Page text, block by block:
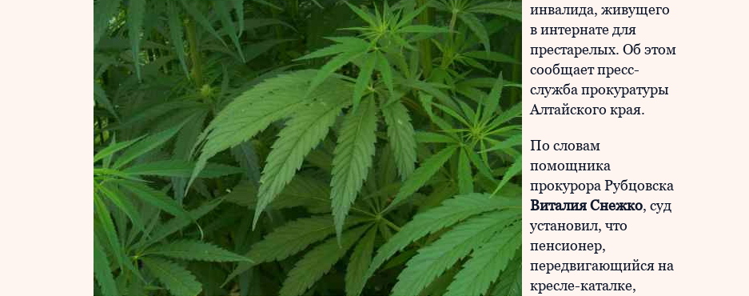
инвалида, живущего
в интернате для
престарелых. Об этом
сообщает пресс-
служба прокуратуры
Алтайского края.
По словам
помощника
прокурора Рубцовска
Виталия Снежко, суд
установил, что
пенсионер,
передвигающийся на
кресле-каталке,